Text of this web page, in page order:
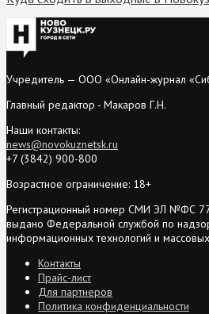
Учредитель — ООО «Онлайн-журнал
Главный редактор - Макаров Г.Н.
Наши контакты:
news@novokuznetsk.ru
+7 (3842) 900-800
Возрастное ограничение: 18+
Регистрационный номер СМИ ЭЛ №ФС
выдано Федеральной службой по
информационных технологий и
Контакты
Прайс-лист
Для партнеров
Политика конфиденциальности